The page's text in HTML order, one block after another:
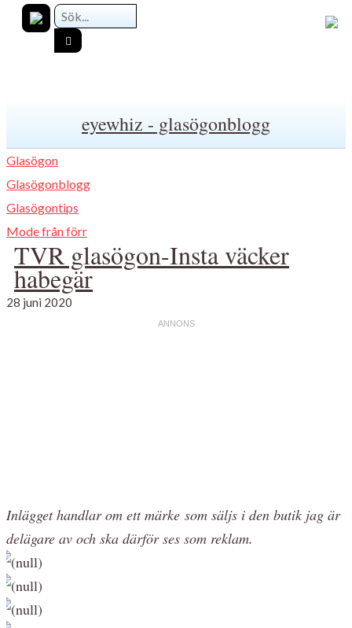
eyewhiz - glasögonblogg
Glasögon
Glasögonblogg
Glasögontips
Mode från förr
TVR glasögon-Insta väcker
habegär
28 juni 2020
Inlägget handlar om ett märke som säljs i den butik jag är
delägare av och ska därför ses som reklam.